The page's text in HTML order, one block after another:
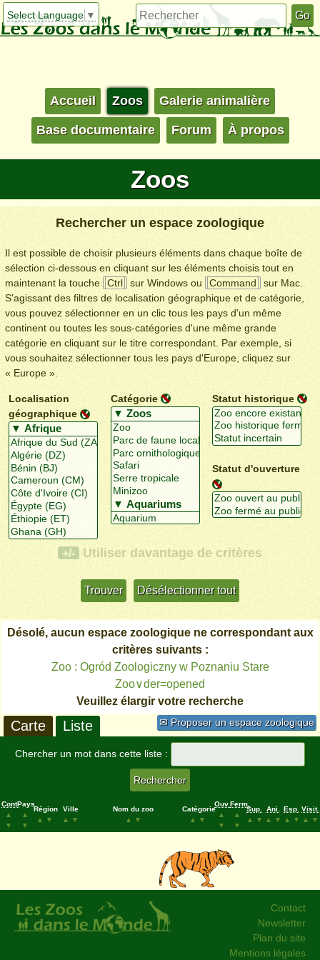
Select Language ▼
Accueil Zoos Galerie animalière
Base documentaire Forum À propos
Zoos
Rechercher un espace zoologique
Il est possible de choisir plusieurs éléments dans chaque boîte de
sélection ci-dessous en cliquant sur les éléments choisis tout en
maintenant la touche
Ctrl sur Windows ou Command
sur Mac.
S'agissant des filtres de localisation géographique et de catégorie,
vous pouvez sélectionner en un clic tous les pays d'un même
continent ou toutes les sous-catégories d'une même grande
catégorie en cliquant sur le titre correspondant. Par exemple, si
vous souhaitez sélectionner tous les pays d'Europe, cliquez sur
« Europe ».
Localisation
géographique
Catégorie Statut historique
Statut d'ouverture
+/- Utiliser davantage de critères
Désolé, aucun espace zoologique ne correspondant aux
critères suivants :
Zoo : Ogród Zoologiczny w Poznaniu Stare
Zoo∨der=opened
Veuillez élargir votre recherche
✉ Proposer un espace zoologique
Carte Liste
Chercher un mot dans cette liste :
Cont.
▲
▼
Pays
▲
▼
Région
▲
▼
Ville
▲
▼
Nom du zoo
▲
▼
Catégorie
▲
▼
Ouv.
▲
▼
Ferm.
▲
▼
Sup.
▲
▼
Ani.
▲
▼
Esp.
▲
▼
Visit.
▲
▼
Contact
Newsletter
Plan du site
Mentions légales